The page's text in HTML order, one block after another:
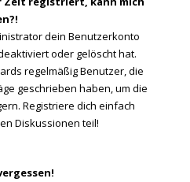
dein Benutzerkonto
oder gelöscht hat.
regelmäßig Benutzer, die
geschrieben haben, um die
Registriere dich einfach
Diskussionen teil!